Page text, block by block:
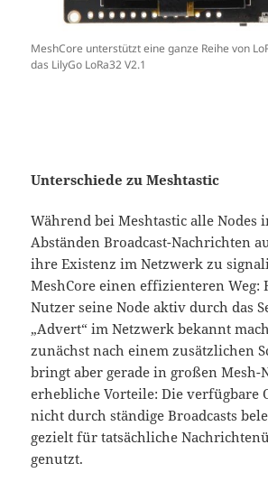
MeshCore unterstützt eine ganze Reihe von
das LilyGo LoRa32 V2.1
Unterschiede zu Meshtastic
Während bei Meshtastic alle Nodes
Abständen Broadcast-Nachrichten
ihre Existenz im Netzwerk zu
MeshCore einen effizienteren Weg:
Nutzer seine Node aktiv durch das
„Advert“ im Netzwerk bekannt
zunächst nach einem zusätzlichen
bringt aber gerade in großen Mesh-
erhebliche Vorteile: Die verfügbare
nicht durch ständige Broadcasts
gezielt für tatsächliche
genutzt.